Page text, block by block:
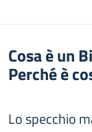
Cosa è un
Perché è
Lo specchio